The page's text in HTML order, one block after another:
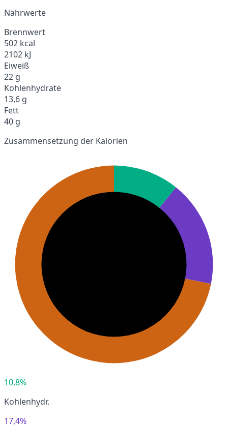
Nährwerte
Brennwert
502 kcal
2102 kJ
Eiweiß
22 g
Kohlenhydrate
13,6 g
Fett
40 g
Zusammensetzung der Kalorien
10,8%
Kohlenhydr.
17,4%